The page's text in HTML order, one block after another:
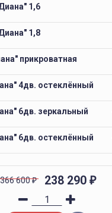
1,6
1,8
прикроватная
4дв. остеклённый
6дв. зеркальный
6дв. остеклённый
366 600₽ 238 290 ₽